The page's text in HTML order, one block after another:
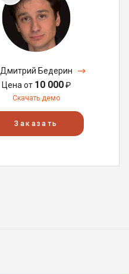
Дмитрий Бедерин
Цена от 10 000₽
Скачать демо
Заказать